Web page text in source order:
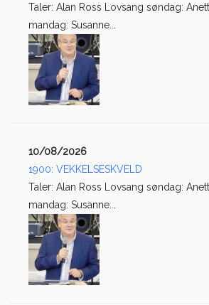
Taler: Alan Ross Lovsang søndag:
mandag: Susanne...
10/08/2026
1900: VEKKELSESKVELD
Taler: Alan Ross Lovsang søndag:
mandag: Susanne...